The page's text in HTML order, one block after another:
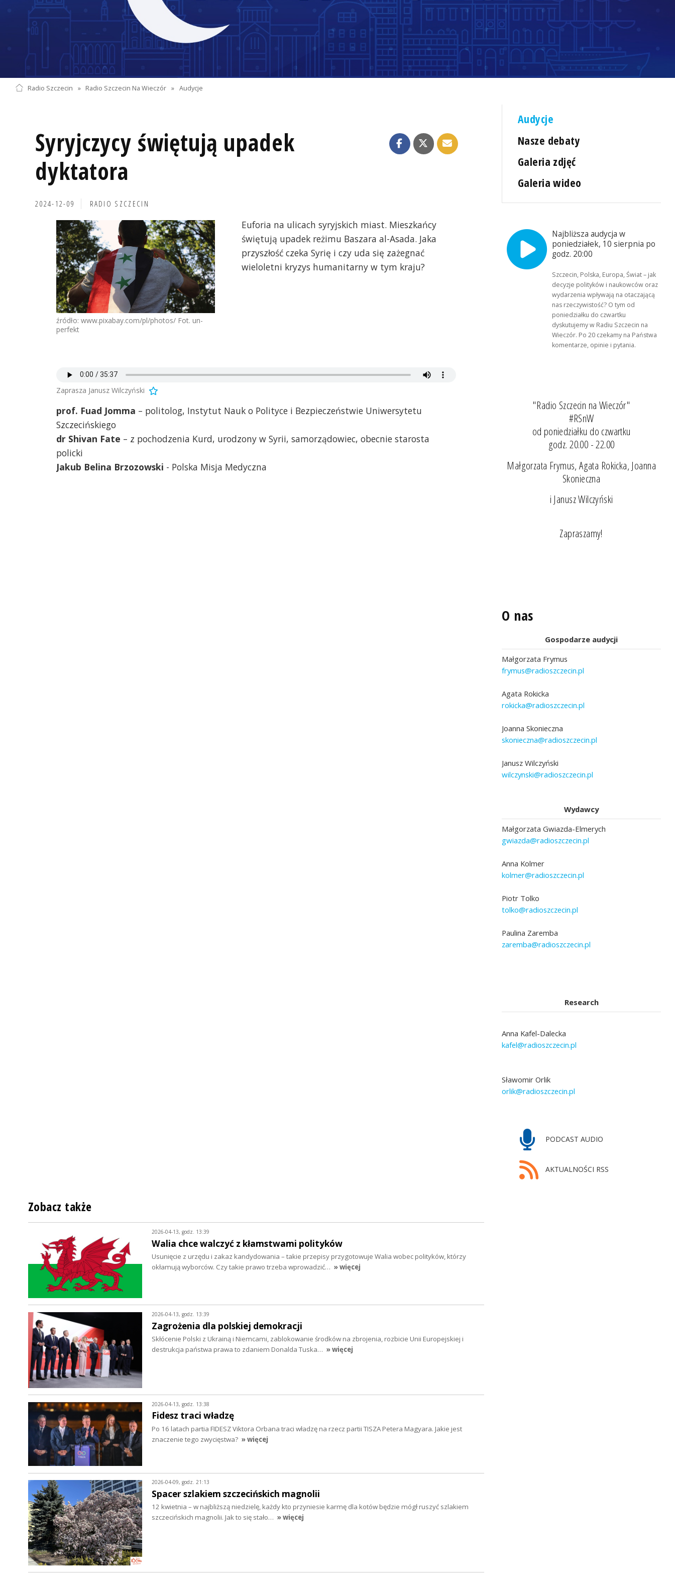
Radio Szczecin » Radio Szczecin Na Wieczór » Audycje
Syryjczycy świętują upadek
dyktatora
2024-12-09 RADIO SZCZECIN
źródło: www.pixabay.com/pl/photos/ Fot. un-
perfekt
Euforia na ulicach syryjskich miast. Mieszkańcy
świętują upadek reżimu Baszara al-Asada. Jaka
przyszłość czeka Syrię i czy uda się zażegnać
wieloletni kryzys humanitarny w tym kraju?
Zaprasza Janusz Wilczyński
prof. Fuad Jomma – politolog, Instytut Nauk o Polityce i Bezpieczeństwie Uniwersytetu
Szczecińskiego
dr Shivan Fate – z pochodzenia Kurd, urodzony w Syrii, samorządowiec, obecnie starosta
policki
Jakub Belina Brzozowski - Polska Misja Medyczna
Audycje
Nasze debaty
Galeria zdjęć
Galeria wideo
Najbliższa audycja w
poniedziałek, 10 sierpnia po
godz. 20:00
Szczecin, Polska, Europa, Świat – jak
decyzje polityków i naukowców oraz
wydarzenia wpływają na otaczającą
nas rzeczywistość? O tym od
poniedziałku do czwartku
dyskutujemy w Radiu Szczecin na
Wieczór. Po 20 czekamy na Państwa
komentarze, opinie i pytania.
"Radio Szczecin na Wieczór"
#RSnW
od poniedziałku do czwartku
godz. 20.00 - 22.00
Małgorzata Frymus, Agata Rokicka, Joanna
Skonieczna
i Janusz Wilczyński
Zapraszamy!
O nas
Gospodarze audycji
Małgorzata Frymus
frymus@radioszczecin.pl
Agata Rokicka
rokicka@radioszczecin.pl
Joanna Skonieczna
skonieczna@radioszczecin.pl
Janusz Wilczyński
wilczynski@radioszczecin.pl
Wydawcy
Małgorzata Gwiazda-Elmerych
gwiazda@radioszczecin.pl
Anna Kolmer
kolmer@radioszczecin.pl
Piotr Tolko
tolko@radioszczecin.pl
Paulina Zaremba
zaremba@radioszczecin.pl
Research
Anna Kafel-Dalecka
kafel@radioszczecin.pl
Sławomir Orlik
orlik@radioszczecin.pl
PODCAST AUDIO
AKTUALNOŚCI RSS
Zobacz także
2026-04-13, godz. 13:39
Walia chce walczyć z kłamstwami polityków
Usunięcie z urzędu i zakaz kandydowania – takie przepisy przygotowuje Walia wobec polityków, którzy
okłamują wyborców. Czy takie prawo trzeba wprowadzić… » więcej
2026-04-13, godz. 13:39
Zagrożenia dla polskiej demokracji
Skłócenie Polski z Ukrainą i Niemcami, zablokowanie środków na zbrojenia, rozbicie Unii Europejskiej i
destrukcja państwa prawa to zdaniem Donalda Tuska… » więcej
2026-04-13, godz. 13:38
Fidesz traci władzę
Po 16 latach partia FIDESZ Viktora Orbana traci władzę na rzecz partii TISZA Petera Magyara. Jakie jest
znaczenie tego zwycięstwa? » więcej
2026-04-09, godz. 21:13
Spacer szlakiem szczecińskich magnolii
12 kwietnia – w najbliższą niedzielę, każdy kto przyniesie karmę dla kotów będzie mógł ruszyć szlakiem
szczecińskich magnolii. Jak to się stało… » więcej